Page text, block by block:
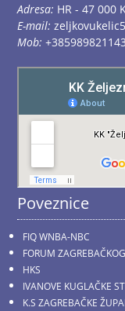
Adresa: HR - 47 000
E-mail:
Mob: +385989821143
Poveznice
FIQ WNBA-NBC
FORUM
HKS
IVANOVE KUGLAČKE
K.S ZAGREBAČKE